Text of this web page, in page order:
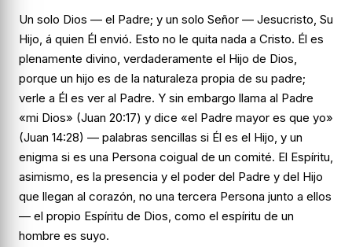
Un solo Dios — el Padre; y un solo Señor — Jesucristo, Su
Hijo, á quien Él envió. Esto no le quita nada a Cristo. Él es
plenamente divino, verdaderamente el Hijo de Dios,
porque un hijo es de la naturaleza propia de su padre;
verle a Él es ver al Padre. Y sin embargo llama al Padre
«mi Dios» (Juan 20:17) y dice «el Padre mayor es que yo»
(Juan 14:28) — palabras sencillas si Él es el Hijo, y un
enigma si es una Persona coigual de un comité. El Espíritu,
asimismo, es la presencia y el poder del Padre y del Hijo
que llegan al corazón, no una tercera Persona junto a ellos
— el propio Espíritu de Dios, como el espíritu de un
hombre es suyo.